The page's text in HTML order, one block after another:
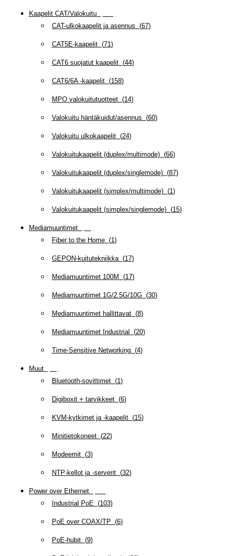
Kaapelit CAT/Valokuitu(
CAT-ulkokaapelit ja asennus (67)
CAT5E-kaapelit(71)
CAT6 suojatut kaapelit(44)
CAT6/6A -kaapelit(158)
MPO valokuitutuotteet(14)
Valokuitu häntäkuidut/asennus (60)
Valokuitu ulkokaapelit(24)
Valokuitukaapelit (duplex/multimode)(66)
Valokuitukaapelit (duplex/singlemode)(87)
Valokuitukaapelit (simplex/multimode)(1)
Valokuitukaapelit (simplex/singlemode)(15)
Mediamuuntimet(
Fiber to the Home(1)
GEPON-kuitutekniikka(17)
Mediamuuntimet 100M (17)
Mediamuuntimet 1G/2.5G/10G(30)
Mediamuuntimet hallittavat(8)
Mediamuuntimet Industrial (20)
Time-Sensitive Networking(4)
Muut(
Bluetooth-sovittimet(1)
Digiboxit + tarvikkeet(6)
KVM-kytkimet ja -kaapelit(15)
Minitietokoneet(22)
Modeemit(3)
NTP-kellot ja -serverit(32)
Power over Ethernet(
Industrial PoE(103)
PoE over COAX/TP (6)
PoE-hubit(9)